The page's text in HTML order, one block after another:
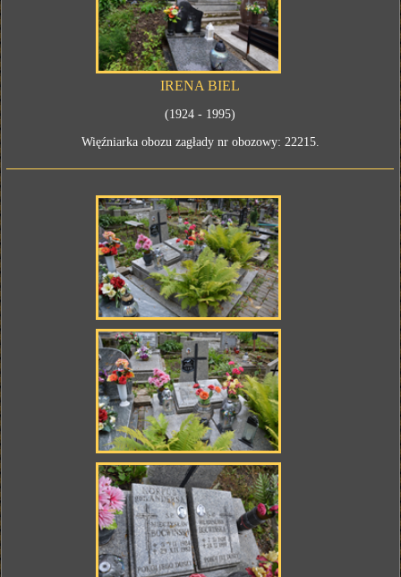
IRENA BIEL
(1924 - 1995)
Więźniarka obozu zagłady nr obozowy: 22215.